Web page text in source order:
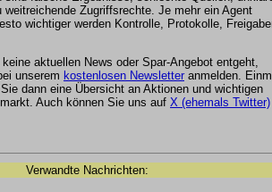
Zugriffsrechte. Je mehr ein Agent
wichtiger werden Kontrolle, Protokolle,
aktuellen News oder Spar-Angebot entgeht,
unserem kostenlosen Newsletter anmelden.
dann eine Übersicht an Aktionen und wichtigen
Auch können Sie uns auf X (ehemals Twitter)
Verwandte Nachrichten: